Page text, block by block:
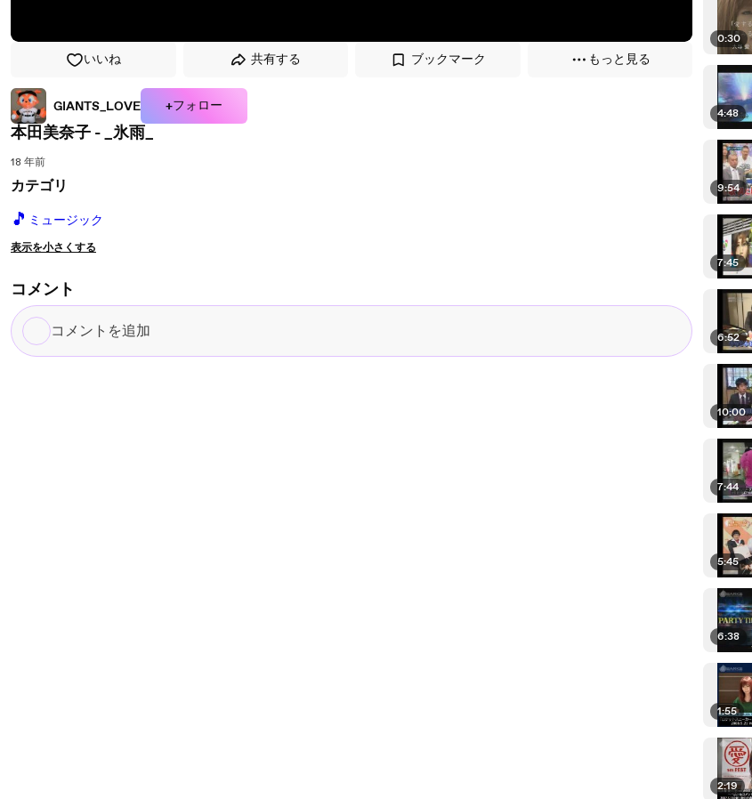
いいね 共有する ブックマーク もっと見る
GIANTS_LOVE +フォロー
本田美奈子 - _氷雨_
18 年前
カテゴリ
🎵 ミュージック
表示を小さくする
コメント
コ
メ
0:30
4:48
9:54
7:45
6:52
10:00
7:44
5:45
6:38
1:55
2:19